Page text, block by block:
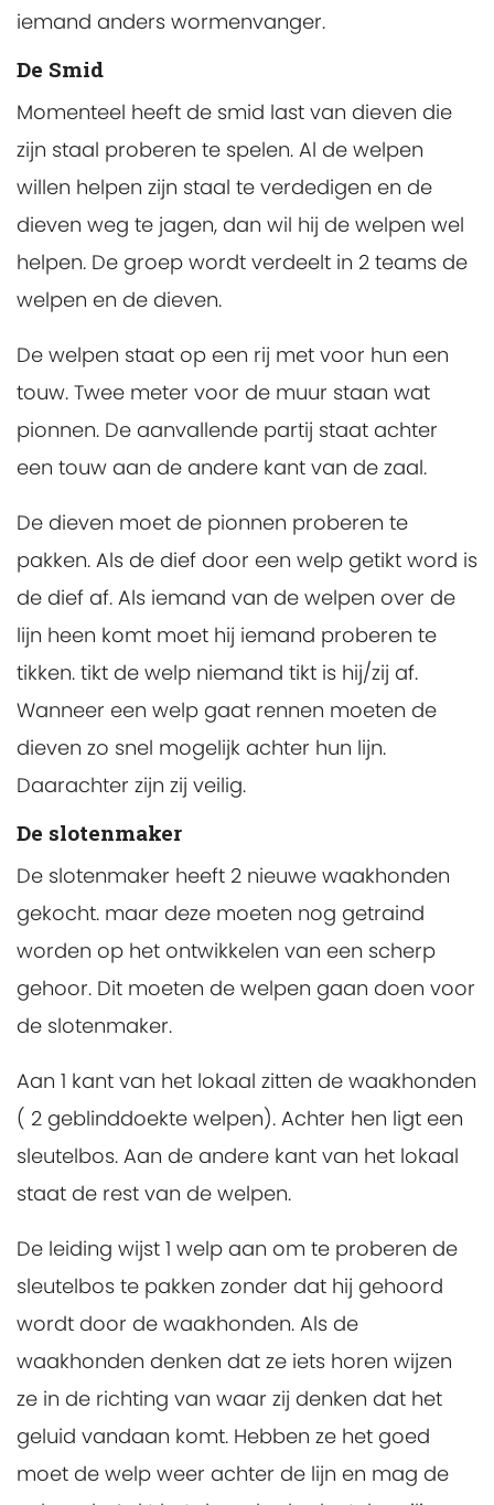
iemand anders wormenvanger.
De Smid
Momenteel heeft de smid last van dieven die
zijn staal proberen te spelen. Al de welpen
willen helpen zijn staal te verdedigen en de
dieven weg te jagen, dan wil hij de welpen wel
helpen. De groep wordt verdeelt in 2 teams de
welpen en de dieven.
De welpen staat op een rij met voor hun een
touw. Twee meter voor de muur staan wat
pionnen. De aanvallende partij staat achter
een touw aan de andere kant van de zaal.
De dieven moet de pionnen proberen te
pakken. Als de dief door een welp getikt word is
de dief af. Als iemand van de welpen over de
lijn heen komt moet hij iemand proberen te
tikken. tikt de welp niemand tikt is hij/zij af.
Wanneer een welp gaat rennen moeten de
dieven zo snel mogelijk achter hun lijn.
Daarachter zijn zij veilig.
De slotenmaker
De slotenmaker heeft 2 nieuwe waakhonden
gekocht. maar deze moeten nog getraind
worden op het ontwikkelen van een scherp
gehoor. Dit moeten de welpen gaan doen voor
de slotenmaker.
Aan 1 kant van het lokaal zitten de waakhonden
( 2 geblinddoekte welpen). Achter hen ligt een
sleutelbos. Aan de andere kant van het lokaal
staat de rest van de welpen.
De leiding wijst 1 welp aan om te proberen de
sleutelbos te pakken zonder dat hij gehoord
wordt door de waakhonden. Als de
waakhonden denken dat ze iets horen wijzen
ze in de richting van waar zij denken dat het
geluid vandaan komt. Hebben ze het goed
moet de welp weer achter de lijn en mag de